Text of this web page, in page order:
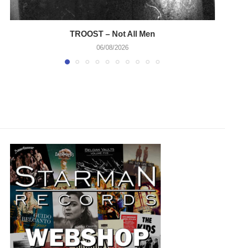
TROOST – Not All Men
06/08/2026